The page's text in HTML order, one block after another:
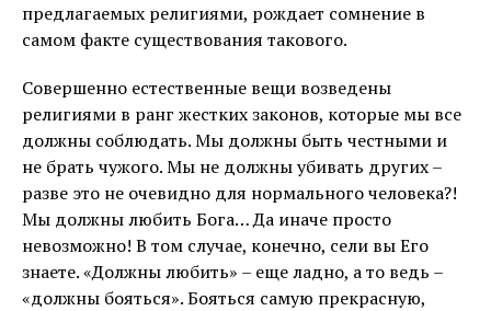
предлагаемых религиями, рождает сомнение в
самом факте существования такового.
Совершенно естественные вещи возведены
религиями в ранг жестких законов, которые мы все
должны соблюдать. Мы должны быть честными и
не брать чужого. Мы не должны убивать других –
разве это не очевидно для нормального человека?!
Мы должны любить Бога… Да иначе просто
невозможно! В том случае, конечно, сели вы Его
знаете. «Должны любить» – еще ладно, а то ведь –
«должны бояться». Бояться самую прекрасную,